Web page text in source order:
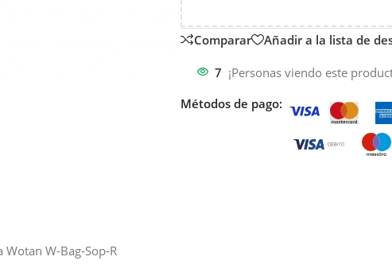
Comparar Añadir a la lista de
7 ¡Personas viendo este
Métodos de pago:
Wotan W-Bag-Sop-R